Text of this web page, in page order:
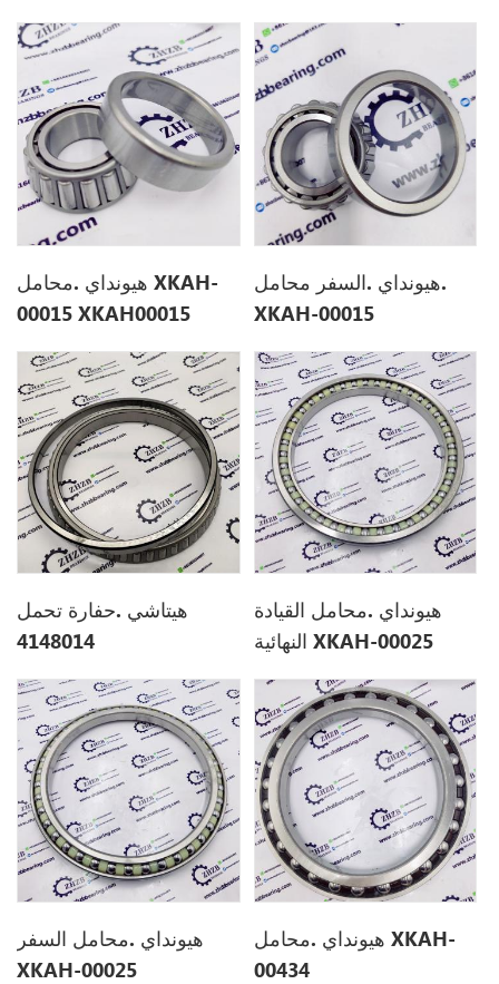
هيونداي .محامل XKAH-
00015 XKAH00015
هيونداي .السفر محامل.
XKAH-00015
هيتاشي .حفارة تحمل
4148014
هيونداي .محامل القيادة
النهائية XKAH-00025
هيونداي .محامل السفر
XKAH-00025
هيونداي .محامل XKAH-
00434